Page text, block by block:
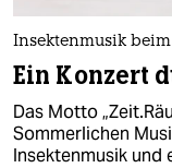
Insektenmusik
Ein Konzert
Das Motto
Sommerlichen
Insektenmusik und